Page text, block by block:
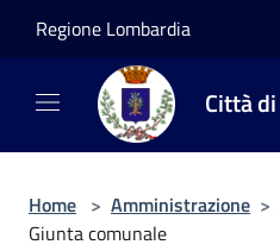
Regione Lombardia
Città
Home > Amministrazione >
Giunta comunale